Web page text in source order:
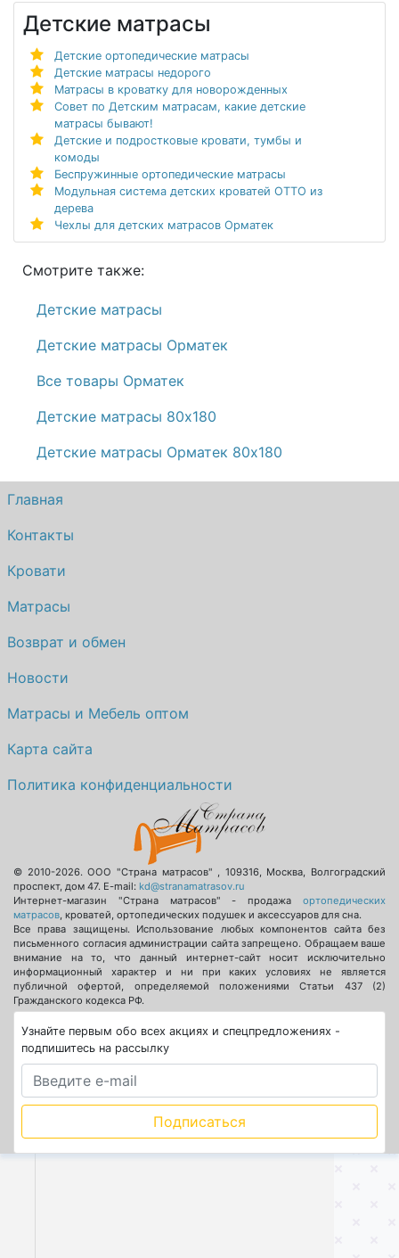
Детские матрасы
Детские ортопедические матрасы
Детские матрасы недорого
Матрасы в кроватку для новорожденных
Совет по Детским матрасам, какие детские
матрасы бывают!
Детские и подростковые кровати, тумбы и
комоды
Беспружинные ортопедические матрасы
Модульная система детских кроватей ОТТО из
дерева
Чехлы для детских матрасов Орматек
Смотрите также:
Детские матрасы
Детские матрасы Орматек
Все товары Орматек
Детские матрасы 80х180
Детские матрасы Орматек 80х180
Главная
Контакты
Кровати
Матрасы
Возврат и обмен
Новости
Матрасы и Мебель оптом
Карта сайта
Политика конфиденциальности
© 2010-2026.ООО "Страна матрасов" , 109316, Москва, Волгоградский
проспект, дом 47. E-mail: kd@stranamatrasov.ru
Интернет-магазин "Страна матрасов" - продажа ортопедических
матрасов, кроватей, ортопедических подушек и аксессуаров для сна.
Все права защищены. Использование любых компонентов сайта без
письменного согласия администрации сайта запрещено. Обращаем ваше
внимание на то, что данный интернет-сайт носит исключительно
информационный характер и ни при каких условиях не является
публичной офертой, определяемой положениями Статьи 437 (2)
Гражданского кодекса РФ.
Узнайте первым обо всех акциях и спецпредложениях -
подпишитесь на рассылку